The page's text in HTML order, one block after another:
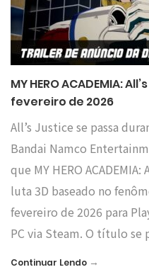
MY HERO ACADEMIA:
fevereiro de 2026
All’s Justice se passa
Bandai Namco
que MY HERO
luta 3D baseado no
fevereiro de 2026 para
PC via Steam. O título se
Continuar Lendo →